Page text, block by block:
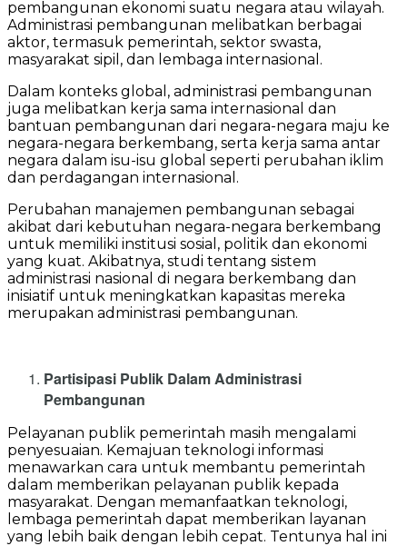
pembangunan ekonomi suatu negara atau wilayah.
Administrasi pembangunan melibatkan berbagai
aktor, termasuk pemerintah, sektor swasta,
masyarakat sipil, dan lembaga internasional.
Dalam konteks global, administrasi pembangunan
juga melibatkan kerja sama internasional dan
bantuan pembangunan dari negara-negara maju ke
negara-negara berkembang, serta kerja sama antar
negara dalam isu-isu global seperti perubahan iklim
dan perdagangan internasional.
Perubahan manajemen pembangunan sebagai
akibat dari kebutuhan negara-negara berkembang
untuk memiliki institusi sosial, politik dan ekonomi
yang kuat. Akibatnya, studi tentang sistem
administrasi nasional di negara berkembang dan
inisiatif untuk meningkatkan kapasitas mereka
merupakan administrasi pembangunan.
Partisipasi Publik Dalam Administrasi
Pembangunan
Pelayanan publik pemerintah masih mengalami
penyesuaian. Kemajuan teknologi informasi
menawarkan cara untuk membantu pemerintah
dalam memberikan pelayanan publik kepada
masyarakat. Dengan memanfaatkan teknologi,
lembaga pemerintah dapat memberikan layanan
yang lebih baik dengan lebih cepat. Tentunya hal ini